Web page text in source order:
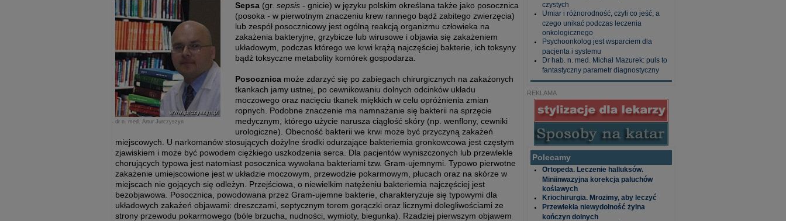
dr n. med. Artur Jurczyszyn
Sepsa (gr. sepsis - gnicie) w języku polskim określana także jako posocznica
(posoka - w pierwotnym znaczeniu krew rannego bądź zabitego zwierzęcia)
lub zespół posocznicowy jest ogólną reakcją organizmu człowieka na
zakażenia bakteryjne, grzybicze lub wirusowe i objawia się zakażeniem
układowym, podczas którego we krwi krążą najczęściej bakterie, ich toksyny
bądź toksyczne metabolity komórek gospodarza.
Posocznica może zdarzyć się po zabiegach chirurgicznych na zakażonych
tkankach jamy ustnej, po cewnikowaniu dolnych odcinków układu
moczowego oraz nacięciu tkanek miękkich w celu opróżnienia zmian
ropnych. Podobne znaczenie ma namnażanie się bakterii na sprzęcie
medycznym, którego użycie narusza ciągłość skóry (np. wenflony, cewniki
urologiczne). Obecność bakterii we krwi może być przyczyną zakażeń
miejscowych. U narkomanów stosujących dożylne środki odurzające bakteriemia gronkowcowa jest częstym
zjawiskiem i może być powodem ciężkiego uszkodzenia serca. Dla pacjentów wyniszczonych lub przewlekle
chorujących typowa jest natomiast posocznica wywołana bakteriami tzw. Gram-ujemnymi. Typowo pierwotne
zakażenie umiejscowione jest w układzie moczowym, przewodzie pokarmowym, płucach oraz na skórze w
miejscach nie gojących się odleżyn. Przejściowa, o niewielkim natężeniu bakteriemia najczęściej jest
bezobjawowa. Posocznica, powodowana przez Gram-ujemne bakterie, charakteryzuje się typowymi dla
układowych zakażeń objawami: dreszczami, septycznym torem gorączki oraz licznymi dolegliwościami ze
strony przewodu pokarmowego (bóle brzucha, nudności, wymioty, biegunka). Rzadziej pierwszym objawem
czystych
Umiar i różnorodność, czyli co jeść, a
czego unikać podczas leczenia
onkologicznego
Psychoonkolog jest wsparciem dla
pacjenta i systemu
Dr hab. n. med. Michał Mazurek: puls to
fantastyczny parametr diagnostyczny
REKLAMA
Polecamy
Ortopeda. Leczenie halluksów.
Miniinwazyjna korekcja paluchów
koślawych
Kriochirurgia. Mrozimy, aby leczyć
Przewlekła niewydolność żylna
kończyn dolnych